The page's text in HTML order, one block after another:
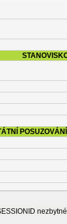
OSTATNÍ